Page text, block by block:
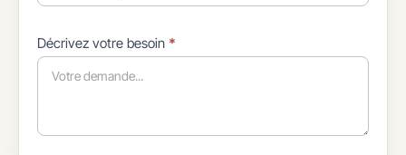
Décrivez votre besoin *